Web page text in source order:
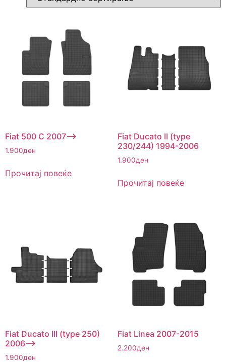
Fiat 500 C 2007–>
1.900ден
Прочитај повеќе
Fiat Ducato II (type
230/244) 1994-2006
1.900ден
Прочитај повеќе
Fiat Ducato III (type 250)
2006–>
1.900ден
Fiat Linea 2007-2015
2.200ден